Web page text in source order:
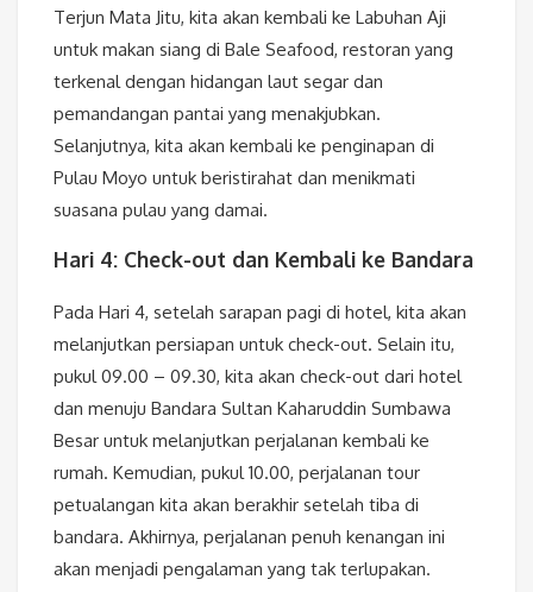
Terjun Mata Jitu, kita akan kembali ke Labuhan Aji
untuk makan siang di Bale Seafood, restoran yang
terkenal dengan hidangan laut segar dan
pemandangan pantai yang menakjubkan.
Selanjutnya, kita akan kembali ke penginapan di
Pulau Moyo untuk beristirahat dan menikmati
suasana pulau yang damai.
Hari 4: Check-out dan Kembali ke Bandara
Pada Hari 4, setelah sarapan pagi di hotel, kita akan
melanjutkan persiapan untuk check-out. Selain itu,
pukul 09.00 – 09.30, kita akan check-out dari hotel
dan menuju Bandara Sultan Kaharuddin Sumbawa
Besar untuk melanjutkan perjalanan kembali ke
rumah. Kemudian, pukul 10.00, perjalanan tour
petualangan kita akan berakhir setelah tiba di
bandara. Akhirnya, perjalanan penuh kenangan ini
akan menjadi pengalaman yang tak terlupakan.